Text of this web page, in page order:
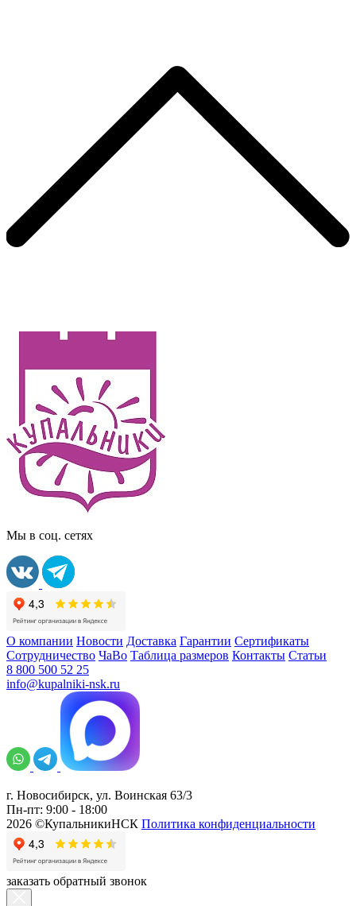
Мы в соц. сетях
О компании Новости Доставка Гарантии Сертификаты
Сотрудничество ЧаВо Таблица размеров Контакты Статьи
8 800 500 52 25
info@kupalniki-nsk.ru
г. Новосибирск, ул. Воинская 63/3
Пн-пт: 9:00 - 18:00
2026 ©КупальникиНСК Политика конфиденциальности
заказать обратный звонок